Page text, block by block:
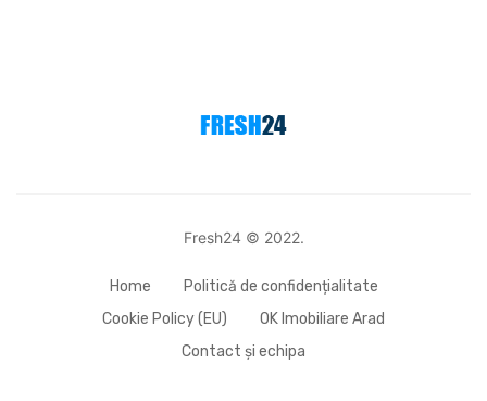
Fresh24 © 2022.
Home
Politică de confidențialitate
Cookie Policy (EU)
OK Imobiliare Arad
Contact și echipa